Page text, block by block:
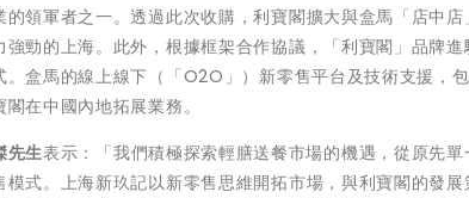
的領軍者之一。透過此次收購，利寶閣擴大與盒馬「店中
強勁的上海。此外，根據框架合作協議，「利寶閣」品牌
。盒馬的線上線下（「O2O」）新零售平台及技術支援，
在中國內地拓展業務。
先生表示：「我們積極探索輕膳送餐市場的機遇，從原先
模式。上海新玖記以新零售思維開拓市場，與利寶閣的發